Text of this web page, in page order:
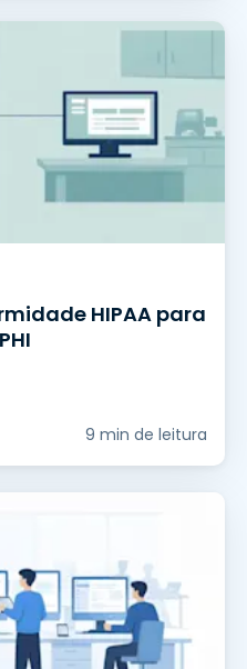
HIPAA para
9 min de leitura